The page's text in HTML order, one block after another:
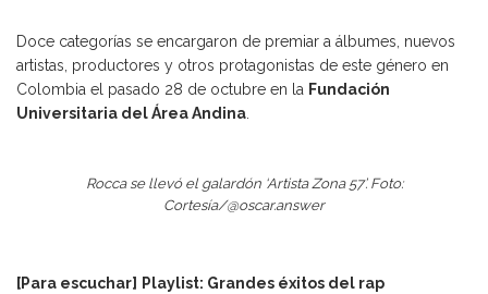
Doce categorías se encargaron de premiar a álbumes, nuevos
artistas, productores y otros protagonistas de este género en
Colombia el pasado 28 de octubre en la Fundación
Universitaria del Área Andina
Rocca se llevó el galardón ‘Artista Zona 57’. Foto:
Cortesía/@oscar.answer
[Para escuchar] Playlist: Grandes éxitos del rap